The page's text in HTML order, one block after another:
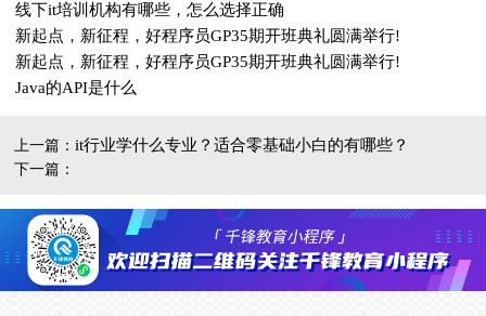
线下it培训机构有哪些，怎么选择正确
新起点，新征程，好程序员GP35期开班典礼圆满举行!
新起点，新征程，好程序员GP35期开班典礼圆满举行!
Java的API是什么
上一篇：it行业学什么专业？适合零基础小白的有哪些？
下一篇：